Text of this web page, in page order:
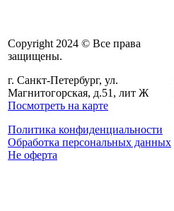
Copyright 2024 © Все права
защищены.
г. Санкт-Петербург, ул.
Магнитогорская, д.51, лит Ж
Посмотреть на карте
Политика конфиденциальности
Обработка персональных данных
Не оферта